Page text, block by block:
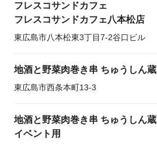
フレスコサンドカフェ
フレスコサンドカフェ八本松店
東広島市八本松東3丁目7-2谷口ビル
地酒と野菜肉巻き串 ちゅうしん蔵
東広島市西条本町13-3
地酒と野菜肉巻き串 ちゅうしん蔵
イベント用